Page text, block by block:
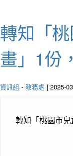
轉知「
畫」1份
資訊組 - 教務處 | 2025-
轉知「桃園市